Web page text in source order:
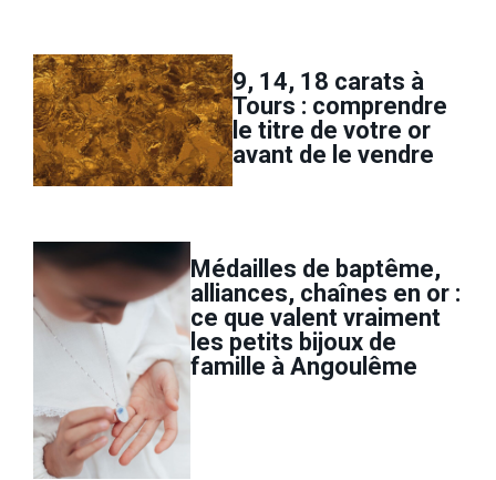
9, 14, 18 carats à
Tours : comprendre
le titre de votre or
avant de le vendre
Médailles de baptême,
alliances, chaînes en or :
ce que valent vraiment
les petits bijoux de
famille à Angoulême